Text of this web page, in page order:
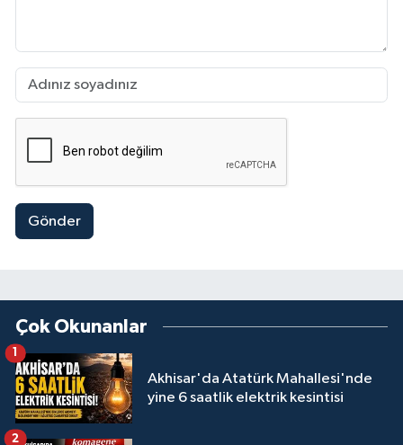
Gönder
Çok Okunanlar
Akhisar'da Atatürk Mahallesi'nde
yine 6 saatlik elektrik kesintisi
2